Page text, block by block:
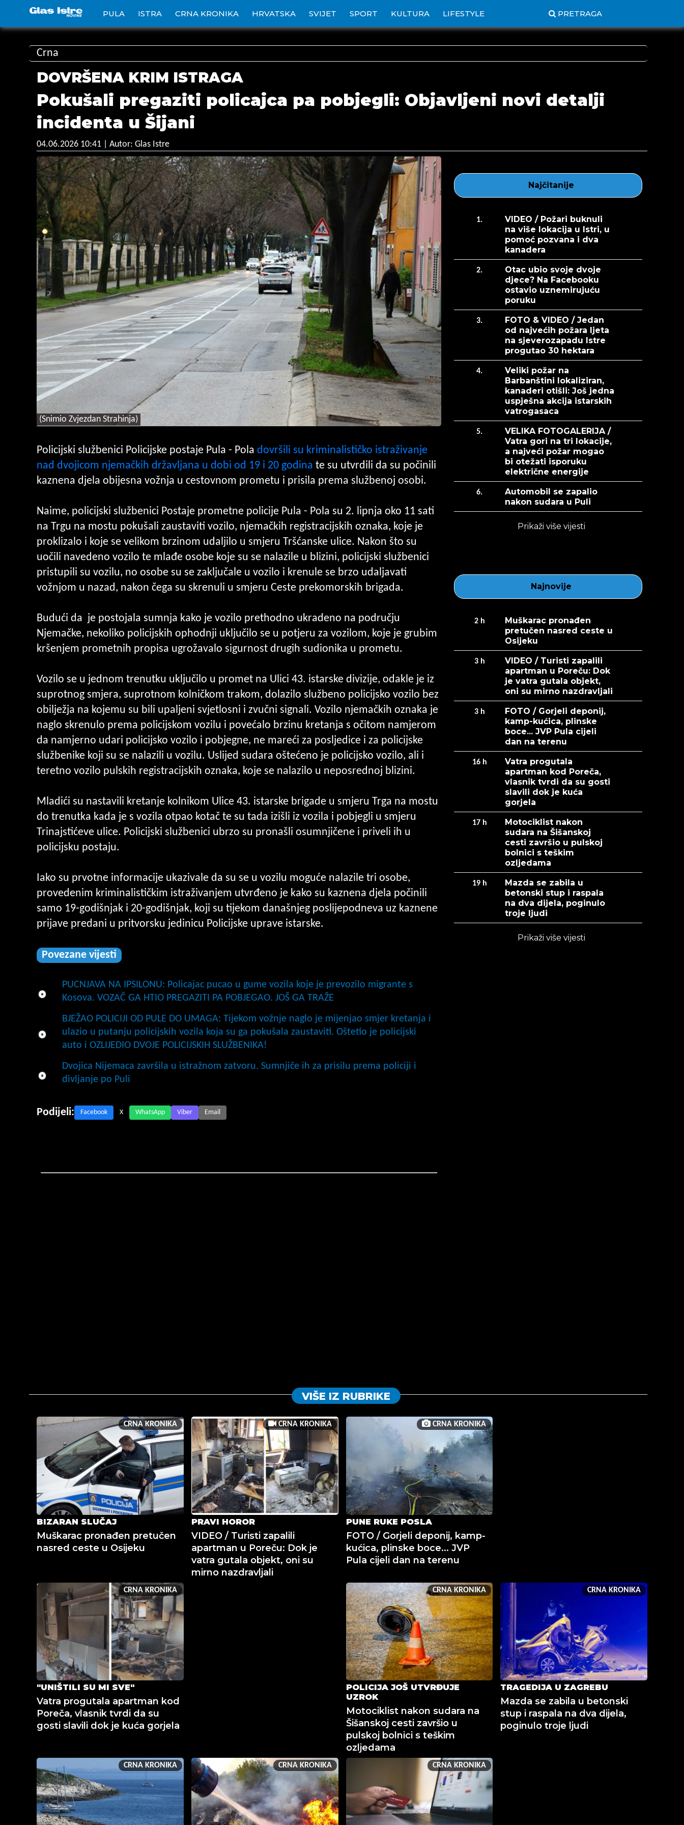
PULA ISTRA CRNA KRONIKA HRVATSKA SVIJET SPORT KULTURA LIFESTYLE PRETRAGA
Crna
DOVRŠENA KRIM ISTRAGA
Pokušali pregaziti policajca pa pobjegli: Objavljeni novi detalji
incidenta u Šijani
04.06.2026 10:41 | Autor: Glas Istre
(Snimio Zvjezdan Strahinja)
Policijski službenici Policijske postaje Pula - Pola dovršili su kriminalističko istraživanje
nad dvojicom njemačkih državljana u dobi od 19 i 20 godina te su utvrdili da su počinili
kaznena djela obijesna vožnja u cestovnom prometu i prisila prema službenoj osobi.
Naime, policijski službenici Postaje prometne policije Pula - Pola su 2. lipnja oko 11 sati
na Trgu na mostu pokušali zaustaviti vozilo, njemačkih registracijskih oznaka, koje je
proklizalo i koje se velikom brzinom udaljilo u smjeru Tršćanske ulice. Nakon što su
uočili navedeno vozilo te mlađe osobe koje su se nalazile u blizini, policijski službenici
pristupili su vozilu, no osobe su se zaključale u vozilo i krenule se brzo udaljavati
vožnjom u nazad, nakon čega su skrenuli u smjeru Ceste prekomorskih brigada.
Budući da je postojala sumnja kako je vozilo prethodno ukradeno na području
Njemačke, nekoliko policijskih ophodnji uključilo se u potjeru za vozilom, koje je grubim
kršenjem prometnih propisa ugrožavalo sigurnost drugih sudionika u prometu.
Vozilo se u jednom trenutku uključilo u promet na Ulici 43. istarske divizije, odakle je iz
suprotnog smjera, suprotnom kolničkom trakom, dolazilo službeno policijsko vozilo bez
obilježja na kojemu su bili upaljeni svjetlosni i zvučni signali. Vozilo njemačkih oznaka je
naglo skrenulo prema policijskom vozilu i povećalo brzinu kretanja s očitom namjerom
da namjerno udari policijsko vozilo i pobjegne, ne mareći za posljedice i za policijske
službenike koji su se nalazili u vozilu. Uslijed sudara oštećeno je policijsko vozilo, ali i
teretno vozilo pulskih registracijskih oznaka, koje se nalazilo u neposrednoj blizini.
Mladići su nastavili kretanje kolnikom Ulice 43. istarske brigade u smjeru Trga na mostu
do trenutka kada je s vozila otpao kotač te su tada izišli iz vozila i pobjegli u smjeru
Trinajstićeve ulice. Policijski službenici ubrzo su pronašli osumnjičene i priveli ih u
policijsku postaju.
Iako su prvotne informacije ukazivale da su se u vozilu moguće nalazile tri osobe,
provedenim kriminalističkim istraživanjem utvrđeno je kako su kaznena djela počinili
samo 19-godišnjak i 20-godišnjak, koji su tijekom današnjeg poslijepodneva uz kaznene
prijave predani u pritvorsku jedinicu Policijske uprave istarske.
Povezane vijesti
PUCNJAVA NA IPSILONU: Policajac pucao u gume vozila koje je prevozilo migrante s
Kosova. VOZAČ GA HTIO PREGAZITI PA POBJEGAO. JOŠ GA TRAŽE
BJEŽAO POLICIJI OD PULE DO UMAGA: Tijekom vožnje naglo je mijenjao smjer kretanja i
ulazio u putanju policijskih vozila koja su ga pokušala zaustaviti. Oštetio je policijski
auto i OZLIJEDIO DVOJE POLICIJSKIH SLUŽBENIKA!
Dvojica Nijemaca završila u istražnom zatvoru. Sumnjiče ih za prisilu prema policiji i
divljanje po Puli
Podijeli: Facebook X WhatsApp Viber Email
Najčitanije
1.
VIDEO / Požari buknuli
na više lokacija u Istri, u
pomoć pozvana i dva
kanadera
2.
Otac ubio svoje dvoje
djece? Na Facebooku
ostavio uznemirujuću
poruku
3.
FOTO & VIDEO / Jedan
od najvećih požara ljeta
na sjeverozapadu Istre
progutao 30 hektara
4.
Veliki požar na
Barbanštini lokaliziran,
kanaderi otišli: Još jedna
uspješna akcija istarskih
vatrogasaca
5.
VELIKA FOTOGALERIJA /
Vatra gori na tri lokacije,
a najveći požar mogao
bi otežati isporuku
električne energije
6.
Automobil se zapalio
nakon sudara u Puli
Prikaži više vijesti
Najnovije
2 h
Muškarac pronađen
pretučen nasred ceste u
Osijeku
3 h
VIDEO / Turisti zapalili
apartman u Poreču: Dok
je vatra gutala objekt,
oni su mirno nazdravljali
3 h
FOTO / Gorjeli deponij,
kamp-kućica, plinske
boce... JVP Pula cijeli
dan na terenu
16 h
Vatra progutala
apartman kod Poreča,
vlasnik tvrdi da su gosti
slavili dok je kuća
gorjela
17 h
Motociklist nakon
sudara na Šišanskoj
cesti završio u pulskoj
bolnici s teškim
ozljedama
19 h
Mazda se zabila u
betonski stup i raspala
na dva dijela, poginulo
troje ljudi
Prikaži više vijesti
VIŠE IZ RUBRIKE
CRNA KRONIKA
BIZARAN SLUČAJ
Muškarac pronađen pretučen
nasred ceste u Osijeku
CRNA KRONIKA
PRAVI HOROR
VIDEO / Turisti zapalili
apartman u Poreču: Dok je
vatra gutala objekt, oni su
mirno nazdravljali
CRNA KRONIKA
PUNE RUKE POSLA
FOTO / Gorjeli deponij, kamp-
kućica, plinske boce... JVP
Pula cijeli dan na terenu
CRNA KRONIKA
"UNIŠTILI SU MI SVE"
Vatra progutala apartman kod
Poreča, vlasnik tvrdi da su
gosti slavili dok je kuća gorjela
CRNA KRONIKA
POLICIJA JOŠ UTVRĐUJE
UZROK
Motociklist nakon sudara na
Šišanskoj cesti završio u
pulskoj bolnici s teškim
ozljedama
CRNA KRONIKA
TRAGEDIJA U ZAGREBU
Mazda se zabila u betonski
stup i raspala na dva dijela,
poginulo troje ljudi
CRNA KRONIKA CRNA KRONIKA CRNA KRONIKA